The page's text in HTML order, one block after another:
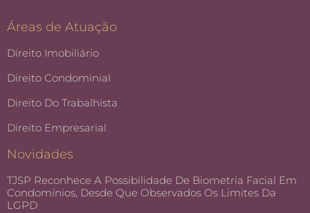
Áreas de Atuação
Direito Imobiliário
Direito Condominial
Direito Do Trabalhista
Direito Empresarial
Novidades
TJSP Reconhece A Possibilidade De Biometria Facial Em
Condomínios, Desde Que Observados Os Limites Da
LGPD